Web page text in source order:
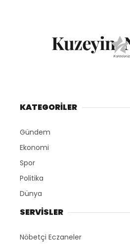
KATEGORİLER
Gündem
Ekonomi
Spor
Politika
Dünya
SERVİSLER
Nöbetçi Eczaneler